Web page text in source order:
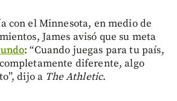
con el Minnesota, en medio de
James avisó que su meta
: “Cuando juegas para tu país,
diferente, algo
dijo a The Athletic.